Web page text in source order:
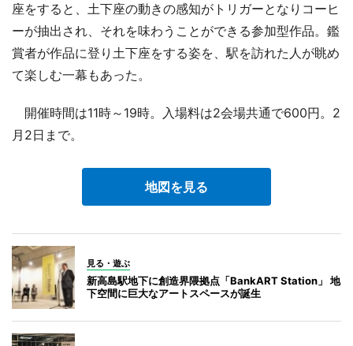
座をすると、土下座の動きの感知がトリガーとなりコーヒ
ーが抽出され、それを味わうことができる参加型作品。鑑
賞者が作品に登り土下座をする姿を、駅を訪れた人が眺め
て楽しむ一幕もあった。
開催時間は11時～19時。入場料は2会場共通で600円。2
月2日まで。
地図を見る
見る・遊ぶ
新高島駅地下に創造界隈拠点「BankART Station」 地
下空間に巨大なアートスペースが誕生